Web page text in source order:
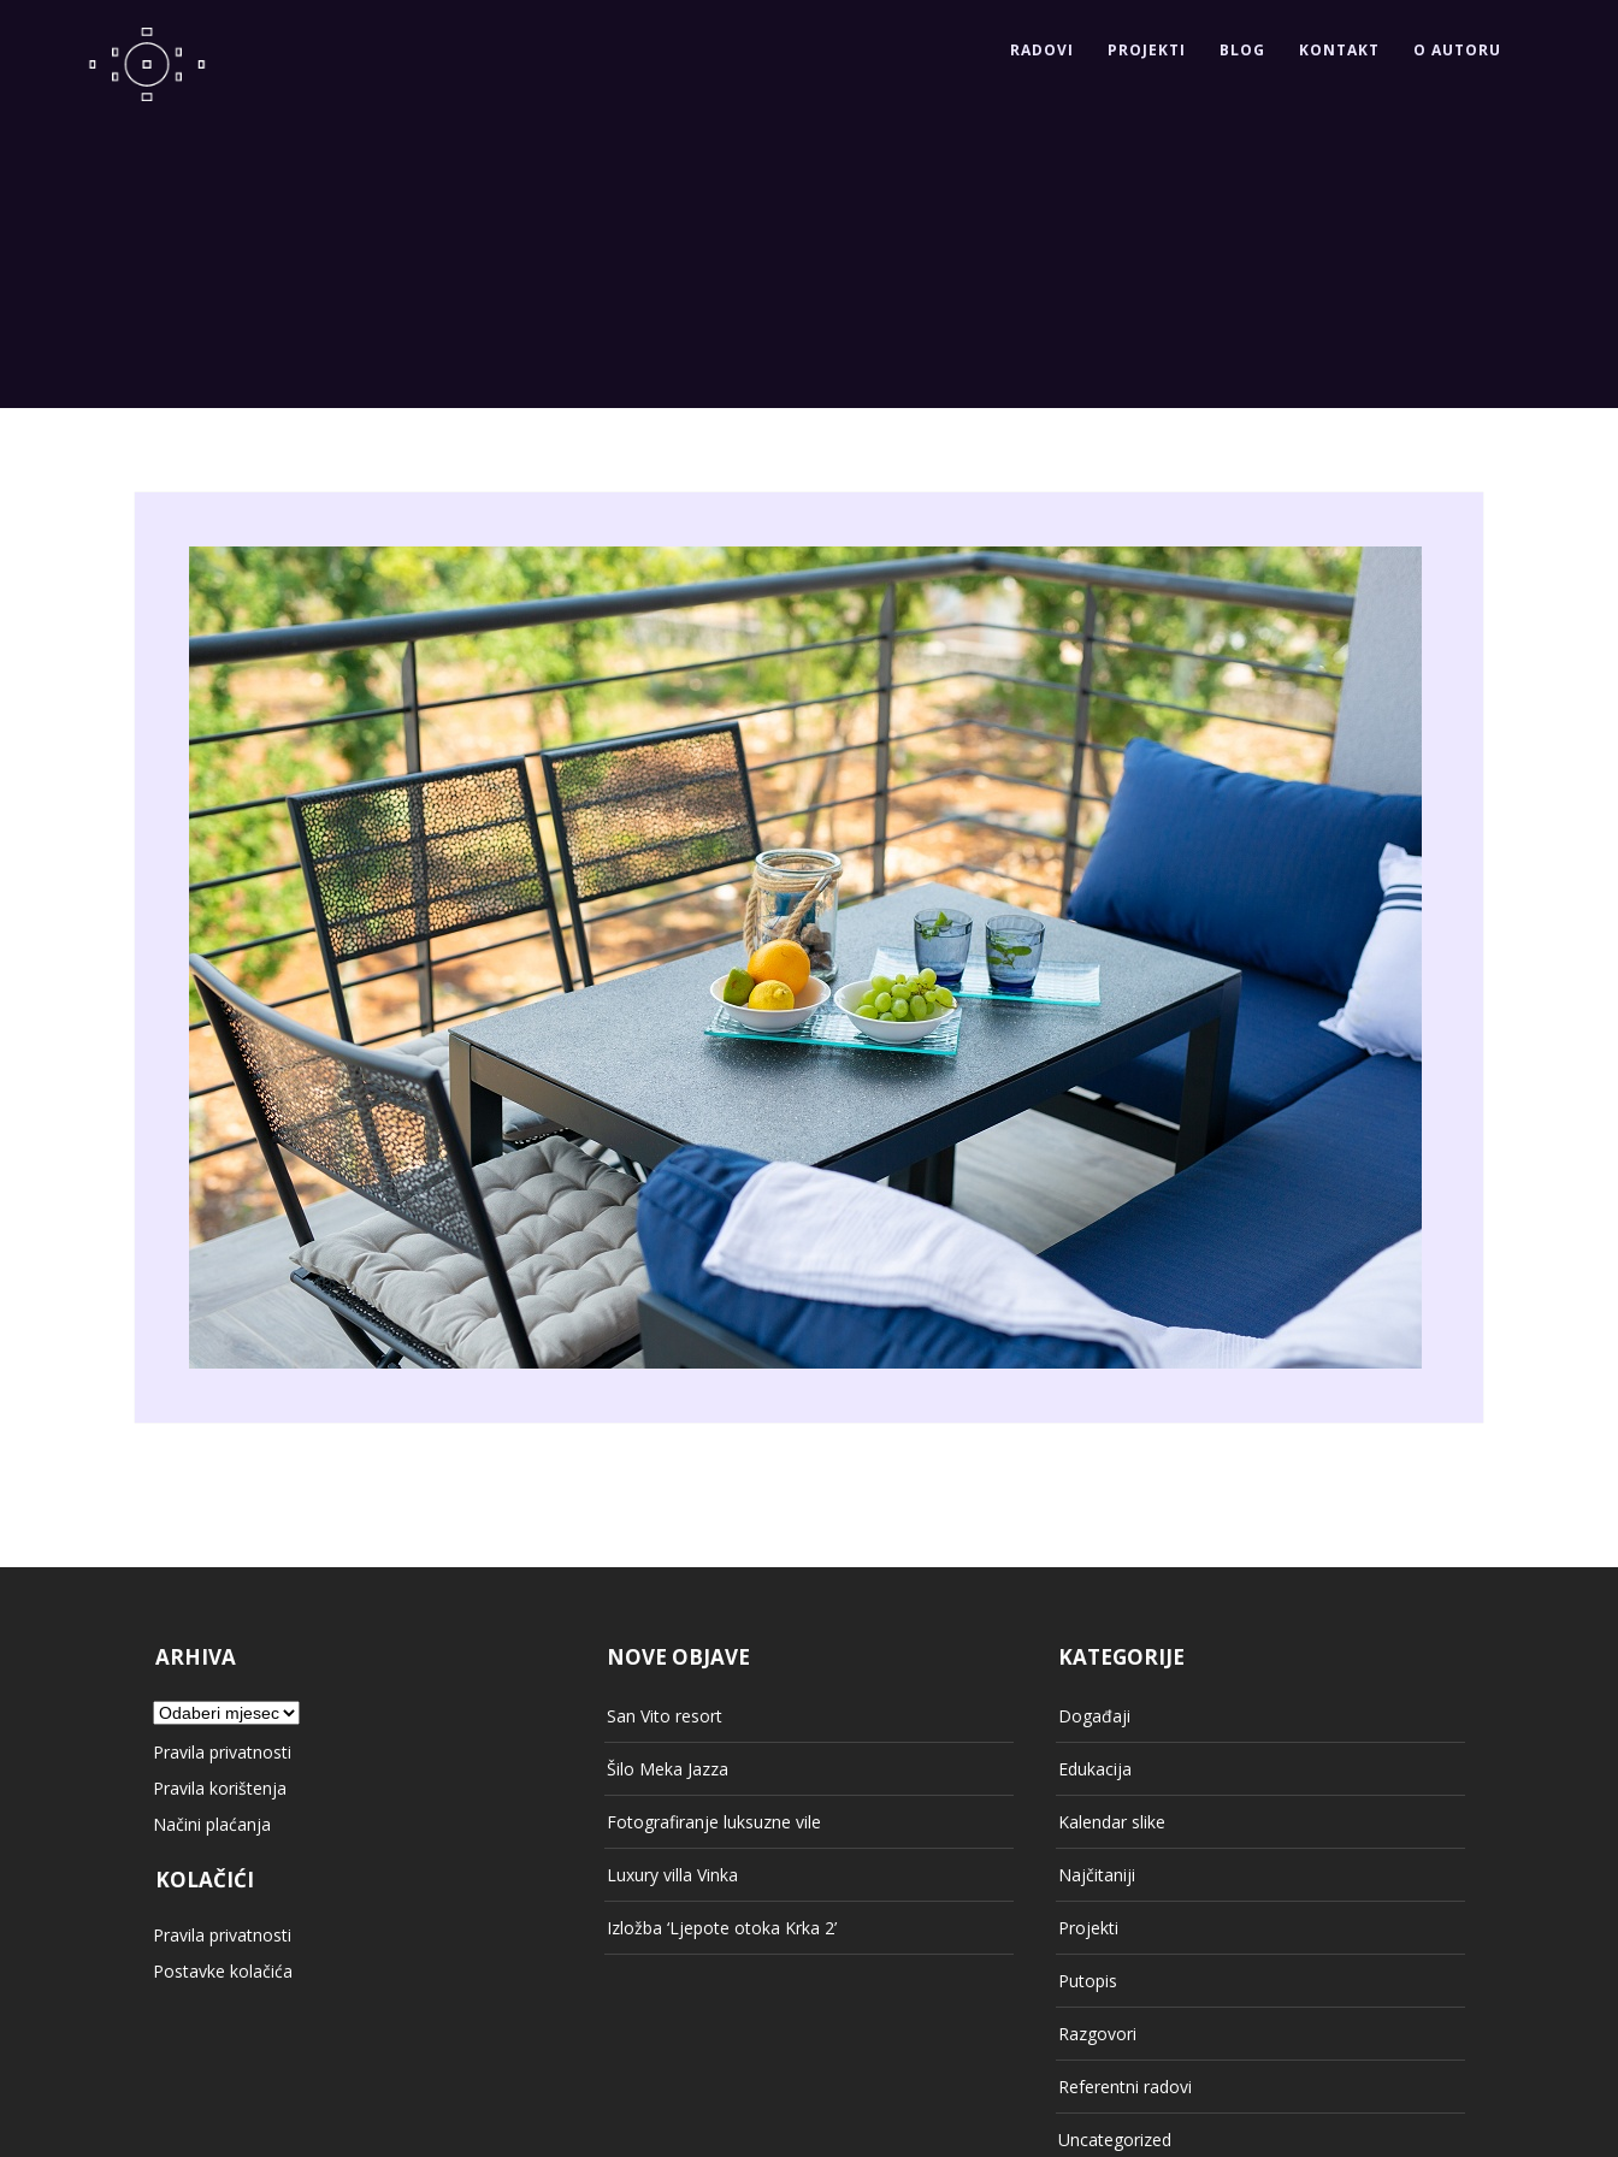
RADOVI PROJEKTI BLOG KONTAKT O AUTORU
ARHIVA
Arhiva
Pravila privatnosti
Pravila korištenja
Načini plaćanja
KOLAČIĆI
Pravila privatnosti
Postavke kolačića
NOVE OBJAVE
San Vito resort
Šilo Meka Jazza
Fotografiranje luksuzne vile
Luxury villa Vinka
Izložba ‘Ljepote otoka Krka 2’
KATEGORIJE
Događaji
Edukacija
Kalendar slike
Najčitaniji
Projekti
Putopis
Razgovori
Referentni radovi
Uncategorized